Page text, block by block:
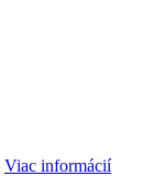
Viac informácií